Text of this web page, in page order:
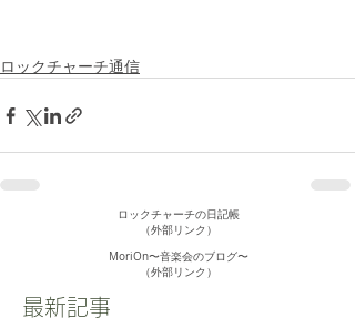
ロックチャーチ通信
ロックチャーチの日記帳
（外部リンク）
MoriOn〜音楽会のブログ〜
​（外部リンク）
最新記事